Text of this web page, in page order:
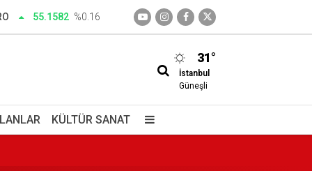
55.1582 %0.16
31°
İstanbul
Güneşli
KÜLTÜR SANAT